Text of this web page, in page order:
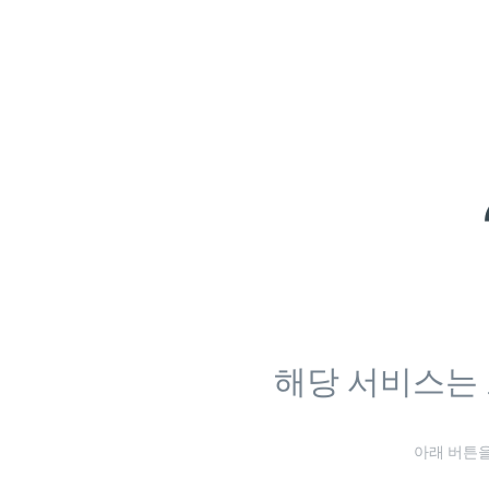
해당 서비스
아래 버튼